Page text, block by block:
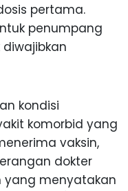
pertama.
penumpang
kondisi
komorbid yang
vaksin,
dokter
yang menyatakan